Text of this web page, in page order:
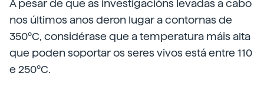
A pesar de que as investigacións levadas a cabo
nos últimos anos deron lugar a contornas de
350ºC, considérase que a temperatura máis alta
que poden soportar os seres vivos está entre 110
e 250ºC.